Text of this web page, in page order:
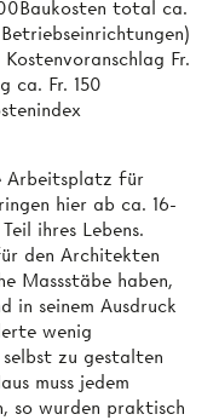
total ca.
Fr.
ca. Fr. 150
Arbeitsplatz für
hier ab ca. 16-
ihres Lebens.
den Architekten
Massstäbe haben,
in seinem Ausdruck
wenig
zu gestalten
muss jedem
so wurden praktisch